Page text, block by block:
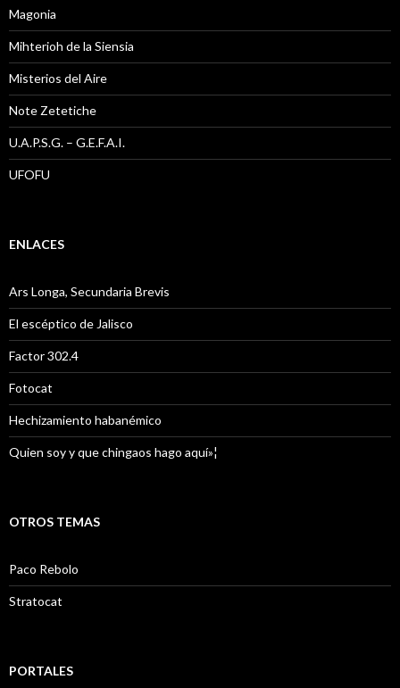
Magonia
Mihterioh de la Siensia
Misterios del Aire
Note Zetetiche
U.A.P.S.G. – G.E.F.A.I.
UFOFU
ENLACES
Ars Longa, Secundaria Brevis
El escéptico de Jalisco
Factor 302.4
Fotocat
Hechizamiento habanémico
Quien soy y que chingaos hago aquí»¦
OTROS TEMAS
Paco Rebolo
Stratocat
PORTALES